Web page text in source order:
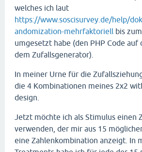
welches ich laut
https://www.soscisurvey.de/help/
andomization-mehrfaktoriell bis
umgesetzt habe (den PHP Code auf
dem Zufallsgenerator).
In meiner Urne für die
die 4 Kombinationen meines 2x2
design.
Jetzt möchte ich als Stimulus einen
verwenden, der mir aus 15
eine Zahlenkombination anzeigt. In